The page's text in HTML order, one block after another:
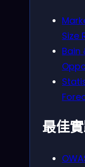
Size
Bain
最佳